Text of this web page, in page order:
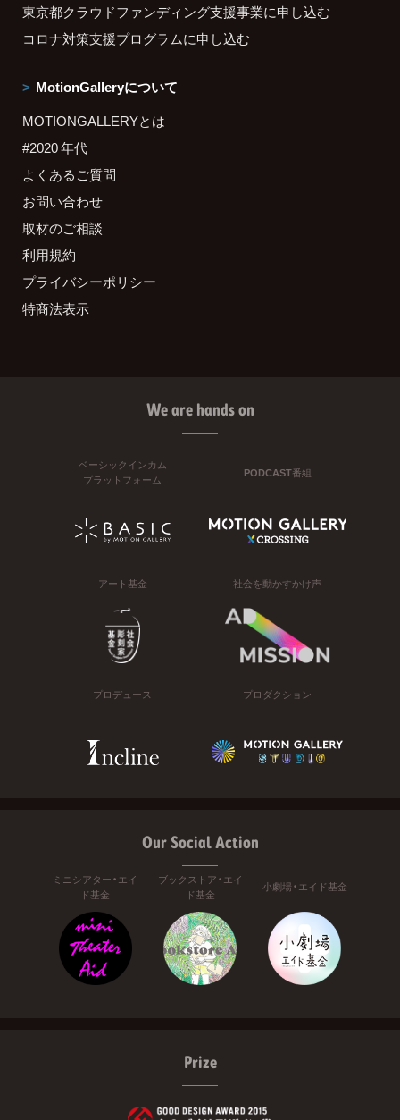
東京都クラウドファンディング支援事業に申し込む
コロナ対策支援プログラムに申し込む
MotionGalleryについて
MOTIONGALLERYとは
#2020 年代
よくあるご質問
お問い合わせ
取材のご相談
利用規約
プライバシーポリシー
特商法表示
We are hands on
ベーシックインカム
プラットフォーム
PODCAST番組
アート基金 社会を動かすかけ声
プロデュース プロダクション
Our Social Action
ミニシアター・エイ
ド基金
ブックストア・エイ
ド基金
小劇場・エイド基金
Prize